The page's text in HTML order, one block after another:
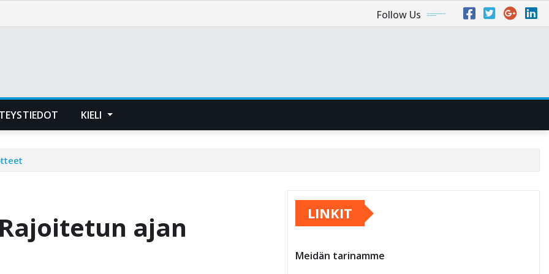
Follow Us
KIELI
ajan LINKIT
Meidän tarinamme